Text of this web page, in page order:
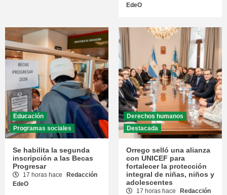
EdeO
Educación
Programas sociales
Se habilita la segunda
inscripción a las Becas
Progresar
17 horas hace
Redacción
EdeO
Derechos humanos
Destacada
Orrego selló una alianza
con UNICEF para
fortalecer la protección
integral de niñas, niños y
adolescentes
17 horas hace
Redacción